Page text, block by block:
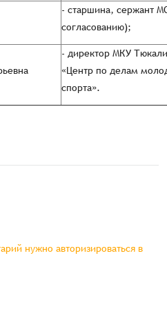
- старшина, сержант
согласованию);
- директор МКУ
«Центр по делам
спорта».
нужно авторизироваться в